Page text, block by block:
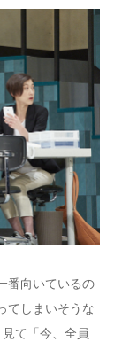
番向いているの
てしまいそうな
て「今、全員